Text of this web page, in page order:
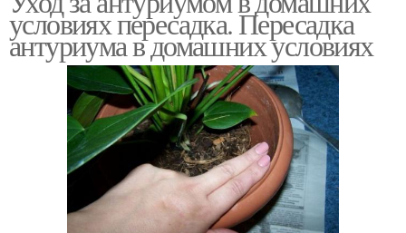
условиях пересадка. Пересадка
антуриума в домашних условиях